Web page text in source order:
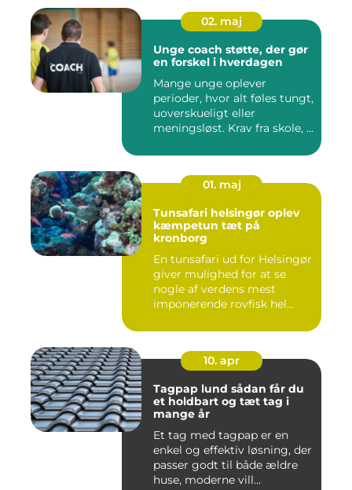
02. maj
Unge coach støtte, der gør
en forskel i hverdagen
Mange unge oplever
perioder, hvor alt føles tungt,
uoverskueligt eller
meningsløst. Krav fra skole, ...
01. maj
Tunsafari helsingør oplev
kæmpetun tæt på
kronborg
En tunsafari ud for Helsingør
giver mulighed for at se
nogle af verdens mest
imponerende rovfisk hel...
10. apr
Tagpap lund sådan får du
et holdbart og tæt tag i
mange år
Et tag med tagpap er en
enkel og effektiv løsning, der
passer godt til både ældre
huse, moderne vill...